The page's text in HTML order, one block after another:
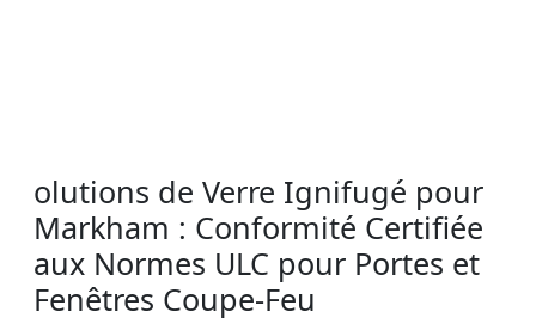
olutions de Verre Ignifugé pour
Markham : Conformité Certifiée
aux Normes ULC pour Portes et
Fenêtres Coupe-Feu